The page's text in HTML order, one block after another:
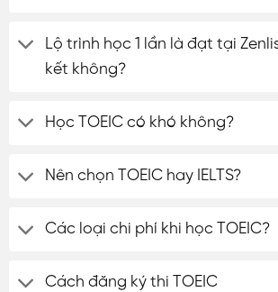
Lộ trình học 1 lần là đạt tại
kết không?
Học TOEIC có khó không?
Nên chọn TOEIC hay IELTS?
Các loại chi phí khi học TOEIC?
Cách đăng ký thi TOEIC